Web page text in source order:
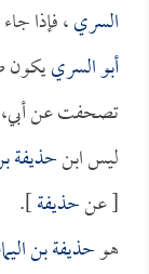
السري، فإذا جاء
أبو السرييكون
تصحفت عن أبي،
ليس ابنحذيفة
[ عنحذيفة].
هوحذيفة بن